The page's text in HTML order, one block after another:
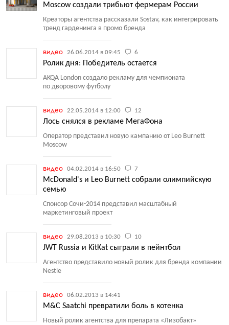
Moscow создали трибьют фермерам России
Креаторы агентства рассказали Sostav, как интегрировать
тренд гарденинга в промо бренда
видео 26.06.2014 в 09:45 6
Ролик дня: Победитель остается
AKQA London создало рекламу для чемпионата
по дворовому футболу
видео 22.05.2014 в 12:00 12
Лось снялся в рекламе МегаФона
Оператор представил новую кампанию от Leo Burnett
Moscow
видео 04.02.2014 в 16:50 7
McDonald's и Leo Burnett собрали олимпийскую
семью
Спонсор Сочи-2014 представил масштабный
маркетинговый проект
видео 29.08.2013 в 10:30 10
JWT Russia и KitKat сыграли в пейнтбол
Агентство представило новый ролик для бренда компании
Nestle
видео 06.02.2013 в 14:41
M&C Saatchi превратили боль в котенка
Новый ролик агентства для препарата «Лизобакт»